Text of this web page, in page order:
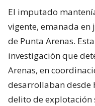
El imputado
vigente, emanada en
de Punta Arenas.
investigación que
Arenas, en
desarrollaban desde
delito de explotación